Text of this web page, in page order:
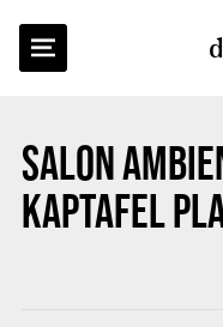
SALON
KAPTAFEL
TERUG NAAR